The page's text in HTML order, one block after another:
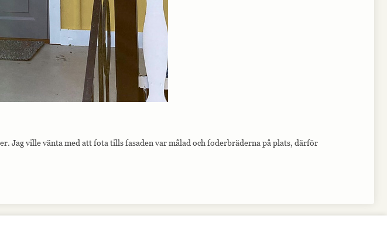
Jag ville vänta med att fota tills fasaden var målad och foderbräderna på plats, därför